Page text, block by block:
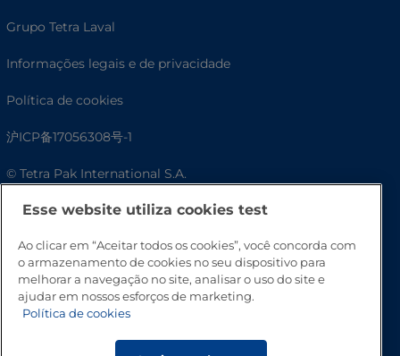
Grupo Tetra Laval
Informações legais e de privacidade
Política de cookies
沪ICP备17056308号-1
© Tetra Pak International S.A.
Acessibilidade
Esse website utiliza cookies test
Ao clicar em “Aceitar todos os cookies”, você concorda com
o armazenamento de cookies no seu dispositivo para
melhorar a navegação no site, analisar o uso do site e
ajudar em nossos esforços de marketing.
Política de cookies